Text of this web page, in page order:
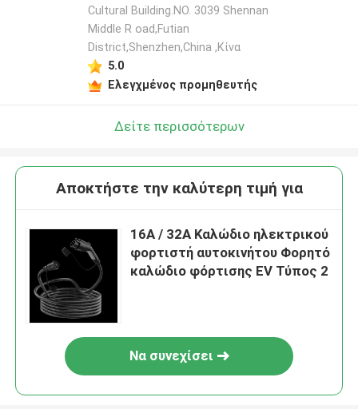
Cultural Building.NO. 3039 Shennan
Middle R oad,Futian
District,Shenzhen,China ,Κίνα
5.0
Ελεγχμένος προμηθευτής
Δείτε περισσότερων
Αποκτήστε την καλύτερη τιμή για
16A / 32A Καλώδιο ηλεκτρικού
φορτιστή αυτοκινήτου Φορητό
καλώδιο φόρτισης EV Τύπος 2
Να συνεχίσει